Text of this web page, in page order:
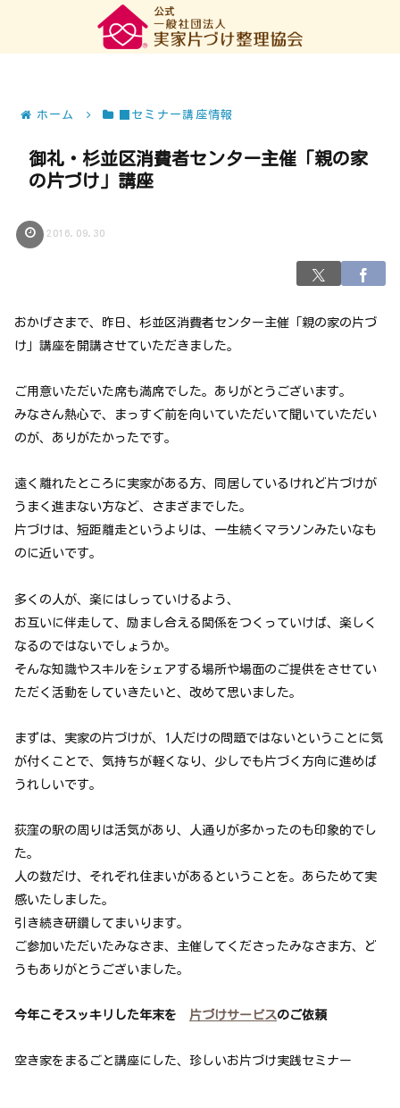
ホーム ■セミナー講座情報
御礼・杉並区消費者センター主催「親の家
の片づけ」講座
2016.09.30
おかげさまで、昨日、杉並区消費者センター主催「親の家の片づ
け」講座を開講させていただきました。
ご用意いただいた席も満席でした。ありがとうございます。
みなさん熱心で、まっすぐ前を向いていただいて聞いていただい
のが、ありがたかったです。
遠く離れたところに実家がある方、同居しているけれど片づけが
うまく進まない方など、さまざまでした。
片づけは、短距離走というよりは、一生続くマラソンみたいなも
のに近いです。
多くの人が、楽にはしっていけるよう、
お互いに伴走して、励まし合える関係をつくっていけば、楽しく
なるのではないでしょうか。
そんな知識やスキルをシェアする場所や場面のご提供をさせてい
ただく活動をしていきたいと、改めて思いました。
まずは、実家の片づけが、1人だけの問題ではないということに気
が付くことで、気持ちが軽くなり、少しでも片づく方向に進めば
うれしいです。
荻窪の駅の周りは活気があり、人通りが多かったのも印象的でし
た。
人の数だけ、それぞれ住まいがあるということを。あらためて実
感いたしました。
引き続き研鑽してまいります。
ご参加いただいたみなさま、主催してくださったみなさま方、ど
うもありがとうございました。
今年こそスッキリした年末を 片づけサービスのご依頼
空き家をまるごと講座にした、珍しいお片づけ実践セミナー